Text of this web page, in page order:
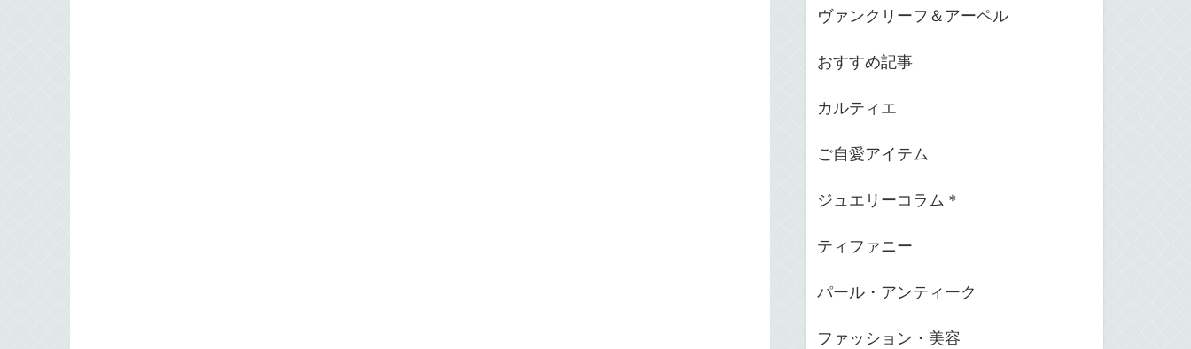
ヴァンクリーフ＆アーペル
おすすめ記事
カルティエ
ご自愛アイテム
ジュエリーコラム＊
ティファニー
パール・アンティーク
ファッション・美容